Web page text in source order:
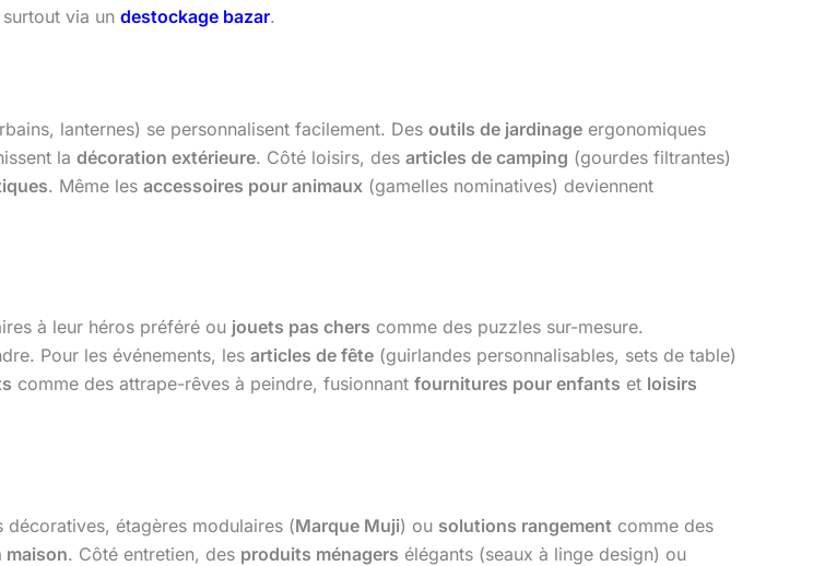
via un destockage bazar.
lanternes) se personnalisent facilement. Des outils de jardinage ergonomiques
la décoration extérieure. Côté loisirs, des articles de camping (gourdes filtrantes)
. Même les accessoires pour animaux (gamelles nominatives) deviennent
à leur héros préféré ou jouets pas chers comme des puzzles sur-mesure.
Pour les événements, les articles de fête (guirlandes personnalisables, sets de table)
comme des attrape-rêves à peindre, fusionnant fournitures pour enfants et loisirs
étagères modulaires (Marque Muji) ou solutions rangement comme des
maison. Côté entretien, des produits ménagers élégants (seaux à linge design) ou